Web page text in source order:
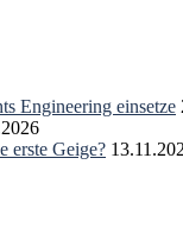
Engineering einsetze
erste Geige?